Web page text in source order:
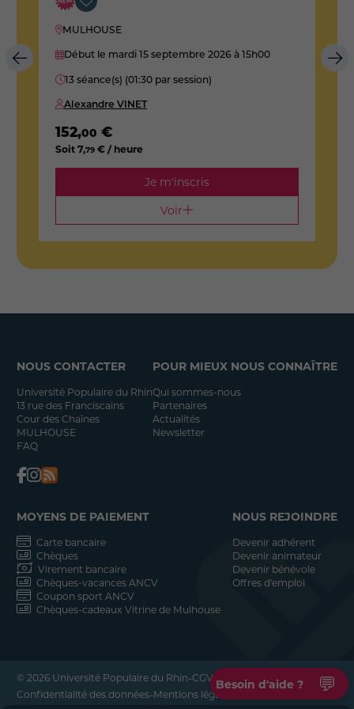
MULHOUSE
Début le mardi 15 septembre 2026 à 15h00
13 séance(s) (01:30 par session)
Alexandre VINET
152,00 €
Soit7,79 € / heure
Je m'inscris
Voir
NOUS CONTACTER
Université Populaire du Rhin
13 rue des Franciscains
Cour des Chaînes
MULHOUSE
FAQ
POUR MIEUX NOUS CONNAÎTRE
Qui sommes-nous
Partenaires
Actualités
Newsletter
MOYENS DE PAIEMENT
Carte bancaire
Chèques
Virement bancaire
Chèques-vacances ANCV
Coupon sport ANCV
Chèques-cadeaux Vitrine de Mulhouse
NOUS REJOINDRE
Devenir adhérent
Devenir animateur
Devenir bénévole
Offres d'emploi
© 2026 Université Populaire du Rhin-CGV-
Confidentialité des données-Mentions légales
Besoin d'aide ? 💬